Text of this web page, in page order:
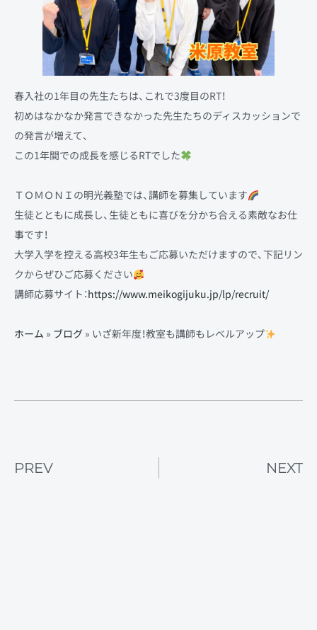
春入社の1年目の先生たちは、これで3度目のRT！
初めはなかなか発言できなかった先生たちのディスカッションで
の発言が増えて、
この1年間での成長を感じるRTでした
ＴＯＭＯＮＩの明光義塾では、講師を募集しています
生徒とともに成長し、生徒ともに喜びを分かち合える素敵なお仕
事です！
大学入学を控える高校3年生もご応募いただけますので、下記リン
クからぜひご応募ください
講師応募サイト：https://www.meikogijuku.jp/lp/recruit/
ホーム » ブログ » いざ新年度！教室も講師もレベルアップ
PREV NEXT